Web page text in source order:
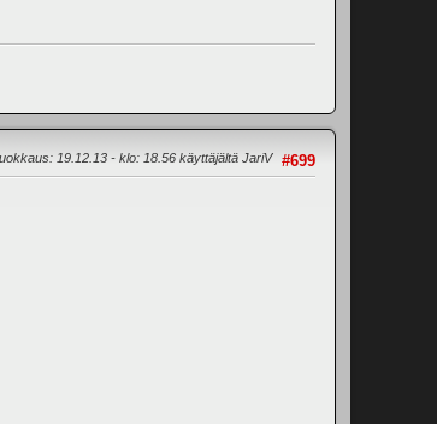
#699
: 19.12.13 - klo: 18.56 käyttäjältä JariV